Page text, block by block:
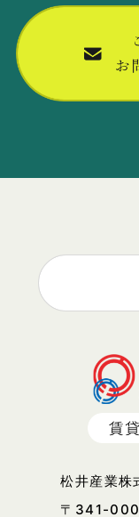
松井産業株
〒341-